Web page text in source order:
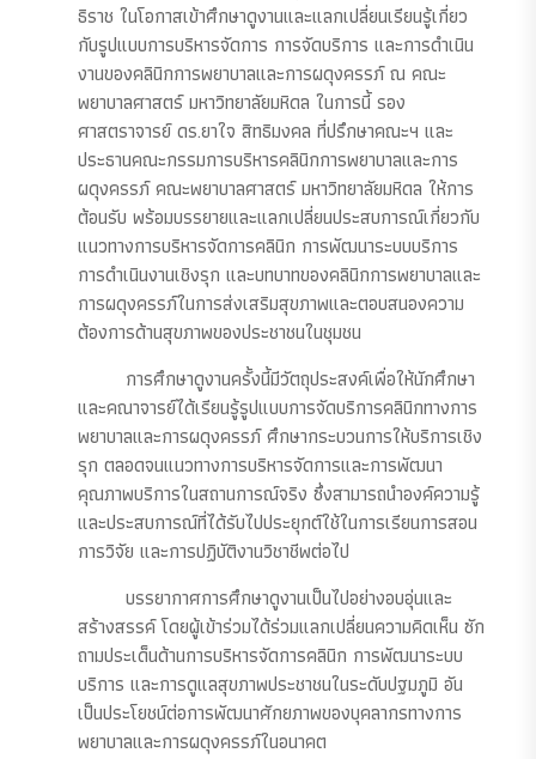
ธิราช ในโอกาสเข้าศึกษาดูงานและแลกเปลี่ยนเรียนรู้เกี่ยว
กับรูปแบบการบริหารจัดการ การจัดบริการ และการดำเนิน
งานของคลินิกการพยาบาลและการผดุงครรภ์ ณ คณะ
พยาบาลศาสตร์ มหาวิทยาลัยมหิดล ในการนี้ รอง
ศาสตราจารย์ ดร.ยาใจ สิทธิมงคล ที่ปรึกษาคณะฯ และ
ประธานคณะกรรมการบริหารคลินิกการพยาบาลและการ
ผดุงครรภ์ คณะพยาบาลศาสตร์ มหาวิทยาลัยมหิดล ให้การ
ต้อนรับ พร้อมบรรยายและแลกเปลี่ยนประสบการณ์เกี่ยวกับ
แนวทางการบริหารจัดการคลินิก การพัฒนาระบบบริการ
การดำเนินงานเชิงรุก และบทบาทของคลินิกการพยาบาลและ
การผดุงครรภ์ในการส่งเสริมสุขภาพและตอบสนองความ
ต้องการด้านสุขภาพของประชาชนในชุมชน
การศึกษาดูงานครั้งนี้มีวัตถุประสงค์เพื่อให้นักศึกษา
และคณาจารย์ได้เรียนรู้รูปแบบการจัดบริการคลินิกทางการ
พยาบาลและการผดุงครรภ์ ศึกษากระบวนการให้บริการเชิง
รุก ตลอดจนแนวทางการบริหารจัดการและการพัฒนา
คุณภาพบริการในสถานการณ์จริง ซึ่งสามารถนำองค์ความรู้
และประสบการณ์ที่ได้รับไปประยุกต์ใช้ในการเรียนการสอน
การวิจัย และการปฏิบัติงานวิชาชีพต่อไป
บรรยากาศการศึกษาดูงานเป็นไปอย่างอบอุ่นและ
สร้างสรรค์ โดยผู้เข้าร่วมได้ร่วมแลกเปลี่ยนความคิดเห็น ซัก
ถามประเด็นด้านการบริหารจัดการคลินิก การพัฒนาระบบ
บริการ และการดูแลสุขภาพประชาชนในระดับปฐมภูมิ อัน
เป็นประโยชน์ต่อการพัฒนาศักยภาพของบุคลากรทางการ
พยาบาลและการผดุงครรภ์ในอนาคต